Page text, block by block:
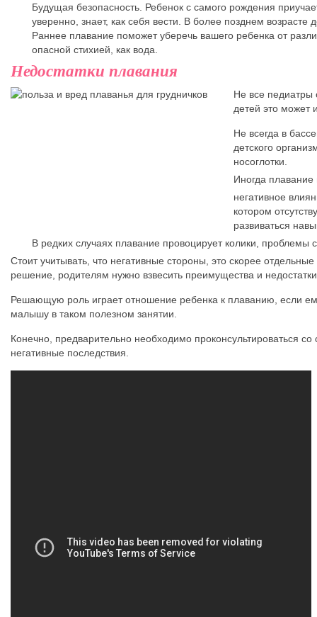
Будущая безопасность. Ребенок с самого рождения
уверенно, знает, как себя вести. В более позднем возрасте
Раннее плавание поможет уберечь вашего ребенка от
опасной стихией, как вода.
Недостатки плавания
Не все педиатры
детей это может
Не всегда в
детского
носоглотки.
Иногда
негативное
котором
развиваться
В редких случаях плавание провоцирует колики, проблемы
Стоит учитывать, что негативные стороны, это скорее
решение, родителям нужно взвесить преимущества и недостатки
Решающую роль играет отношение ребенка к плаванию, если
малышу в таком полезном занятии.
Конечно, предварительно необходимо проконсультироваться
негативные последствия.